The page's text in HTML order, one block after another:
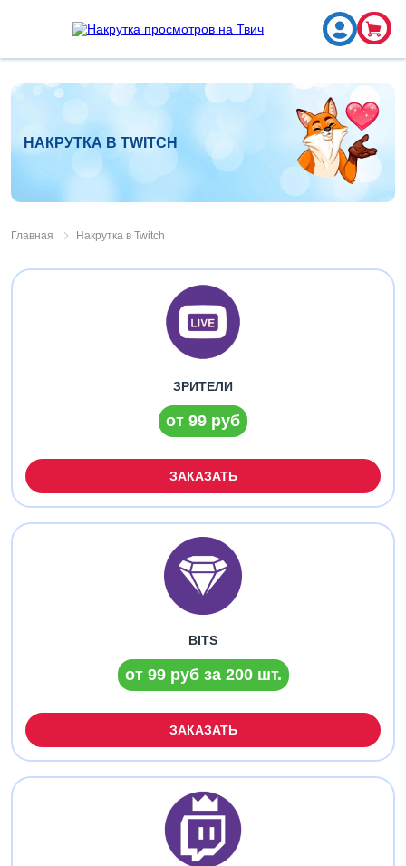
НАКРУТКА В TWITCH
Главная Накрутка в Twitch
ЗРИТЕЛИ
от 99 руб
ЗАКАЗАТЬ
BITS
от 99 руб за 200 шт.
ЗАКАЗАТЬ